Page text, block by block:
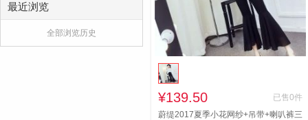
最近浏览
全部浏览历史
¥139.50
已售0件
蔚缇2017夏季小花网纱+吊带+喇叭裤三